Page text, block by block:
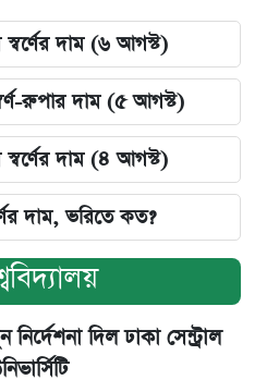
দাম (৬ আগস্ট)
রুপার দাম (৫ আগস্ট)
দাম (৪ আগস্ট)
দাম, ভরিতে কত?
দিল ঢাকা সেন্ট্রাল